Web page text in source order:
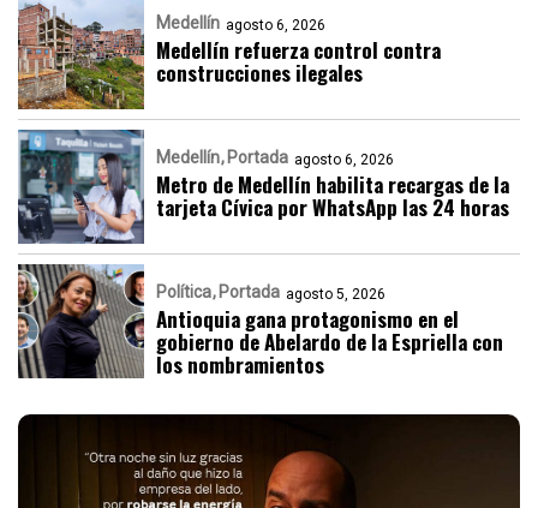
Medellín agosto 6, 2026
Medellín refuerza control contra
construcciones ilegales
Medellín Portada agosto 6, 2026
Metro de Medellín habilita recargas de la
tarjeta Cívica por WhatsApp las 24 horas
Política Portada agosto 5, 2026
Antioquia gana protagonismo en el
gobierno de Abelardo de la Espriella con
los nombramientos